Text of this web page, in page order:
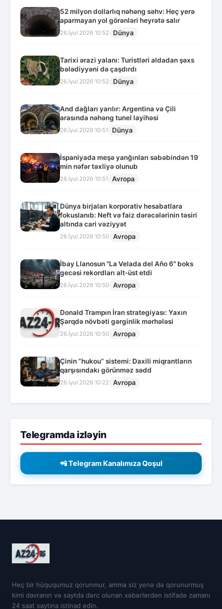
52 milyon dollarlıq nəhəng səhv: Heç yerə
aparmayan yol görənləri heyrətə salır
26.İyul.2026 10:52 Dünya
Tarixi ərazi yalanı: Turistləri aldadan şəxs
bələdiyyəni də çaşdırdı
26.İyul.2026 10:52 Dünya
And dağları yarılır: Argentina və Çili
arasında nəhəng tunel layihəsi
26.İyul.2026 10:51 Dünya
İspaniyada meşə yanğınları səbəbindən 19
min nəfər təxliyə olunub
26.İyul.2026 10:51 Avropa
Dünya birjaları korporativ hesabatlara
fokuslanıb: Neft və faiz dərəcələrinin təsiri
altında cari vəziyyət
26.İyul.2026 10:50 Avropa
İbay Llanosun "La Velada del Año 6" boks
gecəsi rekordları alt-üst etdi
26.İyul.2026 10:50 Avropa
Donald Trampın İran strategiyası: Yaxın
Şərqdə növbəti gərginlik mərhələsi
26.İyul.2026 10:50 Avropa
Çinin “hukou” sistemi: Daxili miqrantların
qarşısındakı görünməz sədd
26.İyul.2026 10:22 Avropa
Telegramda izləyin
📲 Telegram Kanalımıza Qoşul
Heç bir hüququmuz qorunmur, amma siz yenə də qorunurmuş
kimi davranın və saytda dərc olunan xəbərlərdən istifadə zamanı
24 saat saytına istinad edin.